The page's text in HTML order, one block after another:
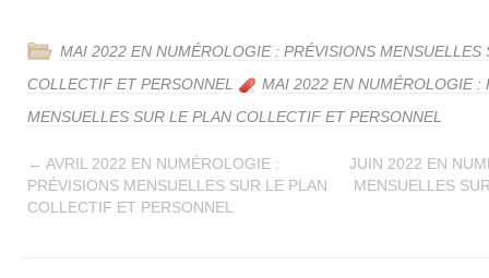
MAI 2022 EN NUMÉROLOGIE : PRÉVISIONS MENSUELLES
COLLECTIF ET PERSONNEL
MAI 2022 EN NUMÉROLOGIE :
MENSUELLES SUR LE PLAN COLLECTIF ET PERSONNEL
← AVRIL 2022 EN NUMÉROLOGIE :
PRÉVISIONS MENSUELLES SUR LE PLAN
COLLECTIF ET PERSONNEL
JUIN 2022 EN
MENSUELLES